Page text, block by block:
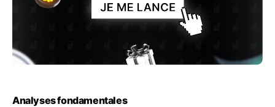
Analyses fondamentales